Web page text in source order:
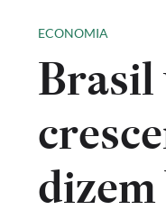
ECONOMIA
Brasil